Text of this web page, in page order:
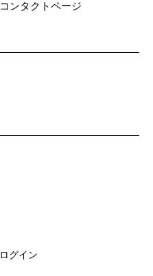
コンタクトページ
ログイン